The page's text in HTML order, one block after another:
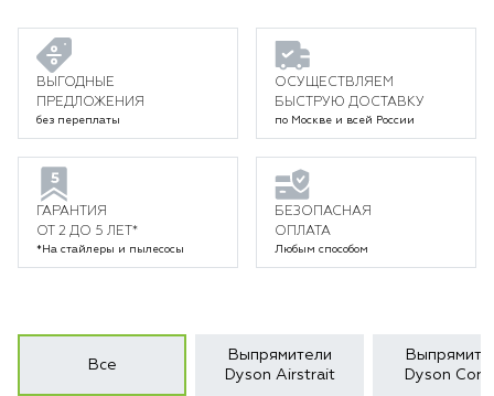
ВЫГОДНЫЕ
ПРЕДЛОЖЕНИЯ
без переплаты
ОСУЩЕСТВЛЯЕМ
БЫСТРУЮ ДОСТАВКУ
по Москве и всей России
ГАРАНТИЯ
ОТ 2 ДО 5 ЛЕТ*
*На стайлеры и пылесосы
БЕЗОПАСНАЯ
ОПЛАТА
Любым способом
Все
Выпрямители
Dyson Airstrait
Dyson